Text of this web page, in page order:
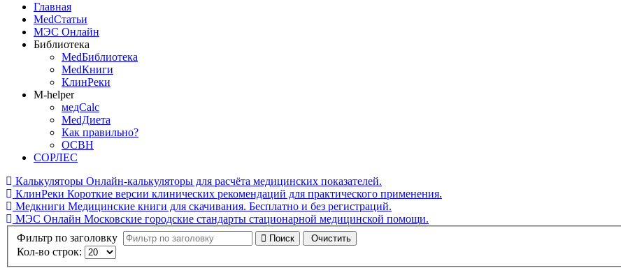
Главная
MedСтатьи
МЭС Онлайн
Библиотека
MedБиблиотека
MedКниги
КлинРеки
M-helper
медCalc
MedДиета
Как правильно?
ОСВН
СОРЛЕС
Калькуляторы Онлайн-калькуляторы для расчёта медицинских показателей.
КлинРеки Короткие версии клинических рекомендаций для практического применения.
Медкниги Медицинские книги для скачивания. Бесплатно и без регистраций.
МЭС Онлайн Московские городские стандарты стационарной медицинской помощи.
Фильтр по заголовку
Поиск Очистить
Кол-во строк: